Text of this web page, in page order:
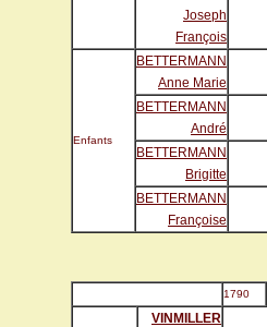
Joseph
François
Enfants
BETTERMANN
Anne Marie
BETTERMANN
André
BETTERMANN
Brigitte
BETTERMANN
Françoise
1790
VINMILLER